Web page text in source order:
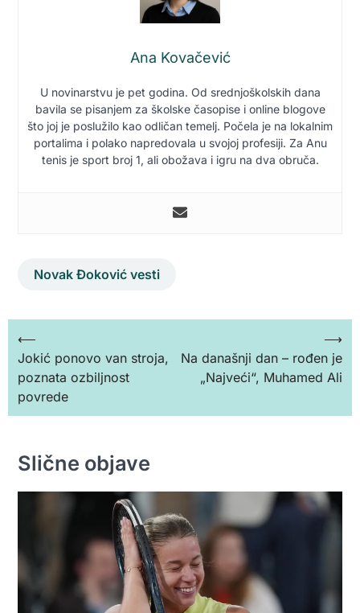
Ana Kovačević
U novinarstvu je pet godina. Od srednjoškolskih dana
bavila se pisanjem za školske časopise i online blogove
što joj je poslužilo kao odličan temelj. Počela je na lokalnim
portalima i polako napredovala u svojoj profesiji. Za Anu
tenis je sport broj 1, ali obožava i igru na dva obruča.
Novak Đoković vesti
Кретање
чланка
⟵
Jokić ponovo van stroja,
poznata ozbiljnost
povrede
Na današnji dan – rođen je
„Najveći“, Muhamed Ali
⟶
Slične objave